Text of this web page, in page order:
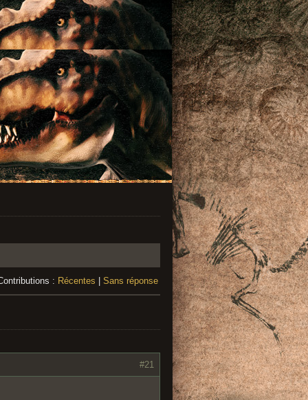
: Récentes Sans réponse
#21